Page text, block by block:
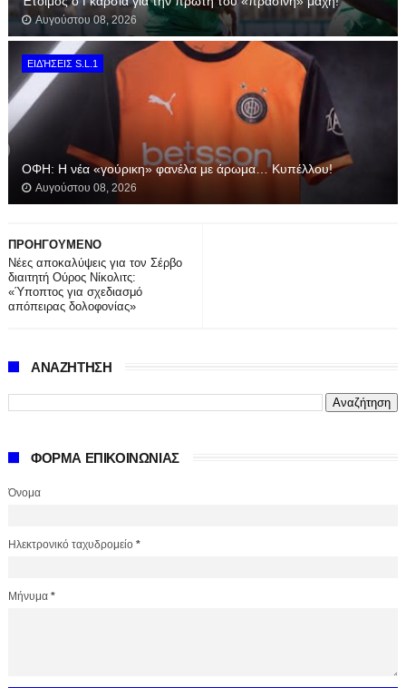
Αυγούστου 08, 2026
ΕΙΔΉΣΕΙΣ S.L.1
ΟΦΗ: Η νέα «γούρικη» φανέλα με άρωμα… Κυπέλλου!
Αυγούστου 08, 2026
ΠΡΟΗΓΟΥΜΕΝΟ
Nέες αποκαλύψεις για τον Σέρβο
διαιτητή Ούρος Νίκολιτς:
«Ύποπτος για σχεδιασμό
απόπειρας δολοφονίας»
ΑΝΑΖΗΤΗΣΗ
ΦΟΡΜΑ ΕΠΙΚΟΙΝΩΝΙΑΣ
Όνομα
Ηλεκτρονικό ταχυδρομείο *
Μήνυμα *